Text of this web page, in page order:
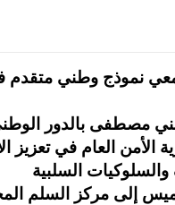
نموذج وطني متقدم
بني مصطفى بالدور
الأمن العام في
إلى مركز السلم